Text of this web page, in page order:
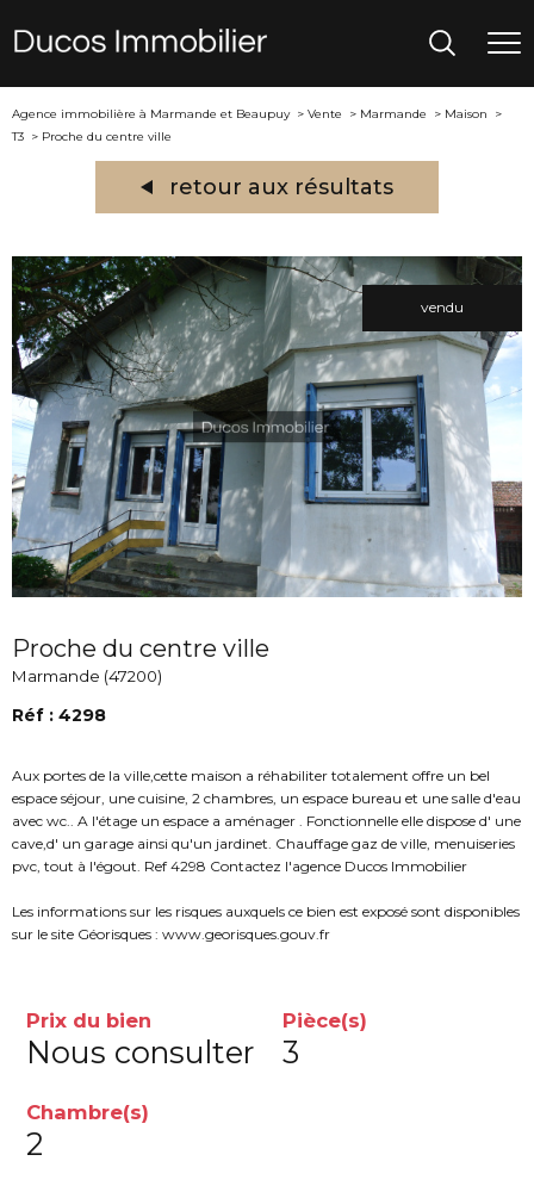
Agence immobilière à Marmande et Beaupuy Vente Marmande
Maison
T3
Proche du centre ville
retour aux résultats
vendu
Proche du centre ville
Marmande (47200)
Réf : 4298
Aux portes de la ville,cette maison a réhabiliter totalement offre un bel
espace séjour, une cuisine, 2 chambres, un espace bureau et une salle d'eau
avec wc.. A l'étage un espace a aménager . Fonctionnelle elle dispose d' une
cave,d' un garage ainsi qu'un jardinet. Chauffage gaz de ville, menuiseries
pvc, tout à l'égout. Ref 4298 Contactez l'agence Ducos Immobilier
Les informations sur les risques auxquels ce bien est exposé sont disponibles
sur le site Géorisques : www.georisques.gouv.fr
Prix du bien
Nous consulter
Pièce(s)
3
Chambre(s)
2